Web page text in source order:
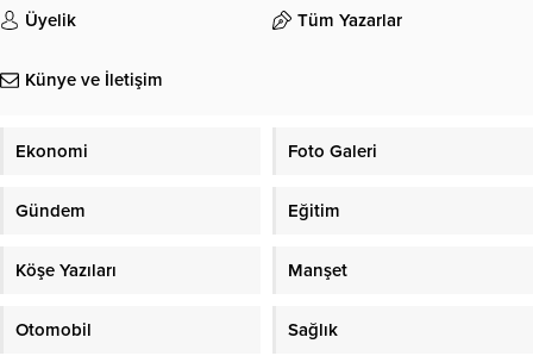
Üyelik Tüm Yazarlar
Künye ve İletişim
Ekonomi Foto Galeri
Gündem Eğitim
Köşe Yazıları Manşet
Otomobil Sağlık